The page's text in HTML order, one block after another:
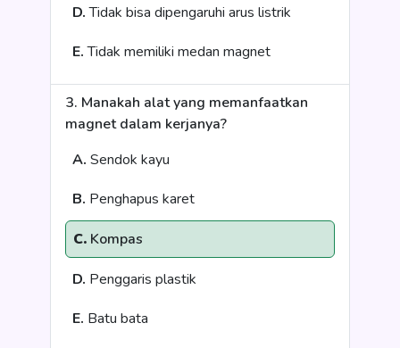
D.Tidak bisa dipengaruhi arus listrik
E.Tidak memiliki medan magnet
3. Manakah alat yang memanfaatkan
magnet dalam kerjanya?
A. Sendok kayu
B. Penghapus karet
C. Kompas
D. Penggaris plastik
E. Batu bata